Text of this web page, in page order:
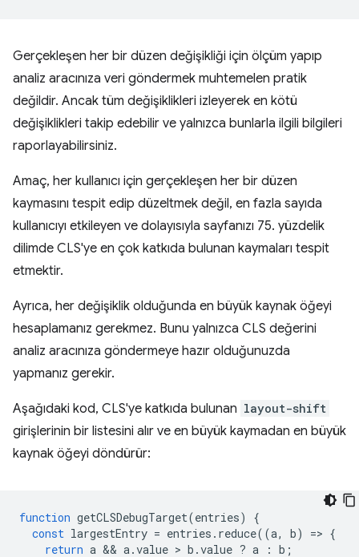
Gerçekleşen her bir düzen değişikliği için ölçüm yapıp
analiz aracınıza veri göndermek muhtemelen pratik
değildir. Ancak tüm değişiklikleri izleyerek en kötü
değişiklikleri takip edebilir ve yalnızca bunlarla ilgili bilgileri
raporlayabilirsiniz.
Amaç, her kullanıcı için gerçekleşen her bir düzen
kaymasını tespit edip düzeltmek değil, en fazla sayıda
kullanıcıyı etkileyen ve dolayısıyla sayfanızı 75. yüzdelik
dilimde CLS'ye en çok katkıda bulunan kaymaları tespit
etmektir.
Ayrıca, her değişiklik olduğunda en büyük kaynak öğeyi
hesaplamanız gerekmez. Bunu yalnızca CLS değerini
analiz aracınıza göndermeye hazır olduğunuzda
yapmanız gerekir.
Aşağıdaki kod, CLS'ye katkıda bulunan layout-shift
girişlerinin bir listesini alır ve en büyük kaymadan en büyük
kaynak öğeyi döndürür:
function getCLSDebugTarget(entries)
{
const largestEntry = entries . reduce((a, b) => {
return a && a .value > b .value ? a : b ;